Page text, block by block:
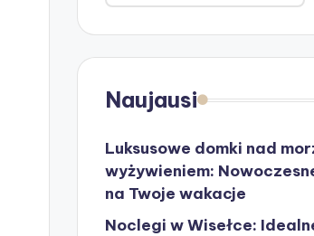
Naujausi
Luksusowe domki nad
wyżywieniem:
na Twoje wakacje
Noclegi w Wisełce: